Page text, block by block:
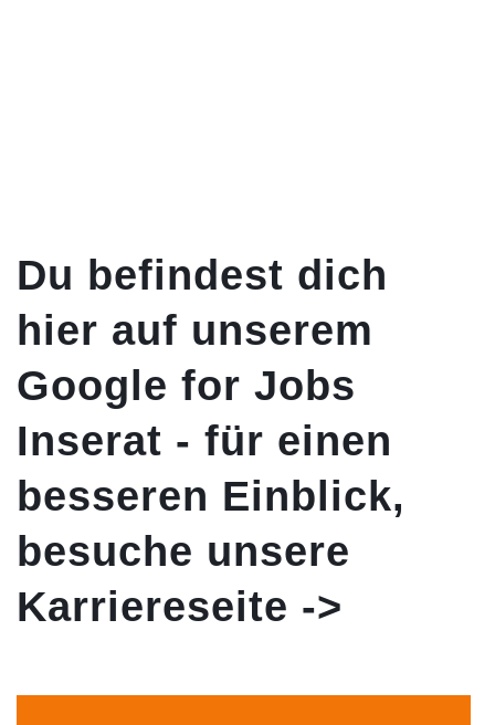
Du befindest dich
hier auf unserem
Google for Jobs
Inserat - für einen
besseren Einblick,
besuche unsere
Karriereseite ->